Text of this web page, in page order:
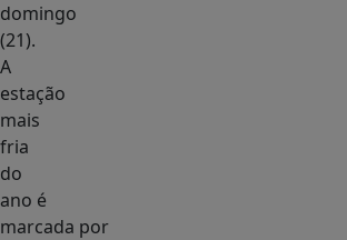
domingo
(21).
A
estação
mais
fria
do
ano é
marcada por